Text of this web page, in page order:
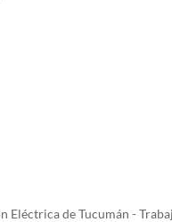
Eléctrica de Tucumán -